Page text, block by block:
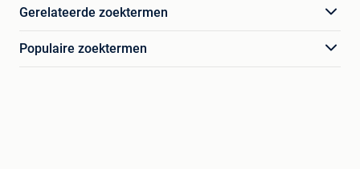
Gerelateerde zoektermen
Populaire zoektermen